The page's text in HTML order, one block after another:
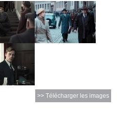
>> Télécharger les images